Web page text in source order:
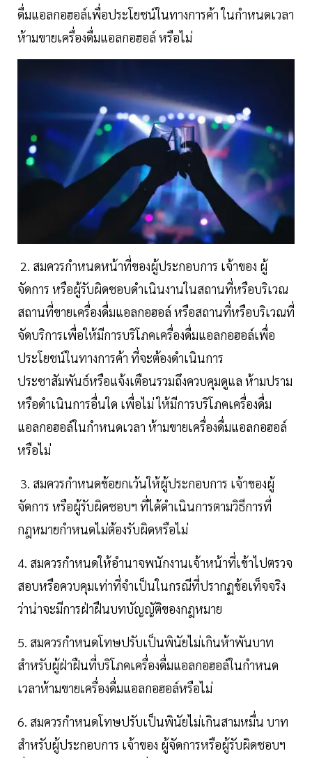
ดื่มแอลกอฮอล์เพื่อประโยชน์ในทางการค้า ในกำหนดเวลา
ห้ามขายเครื่องดื่มแอลกอฮอล์ หรือไม่
2. สมควรกำหนดหน้าที่ของผู้ประกอบการ เจ้าของ ผู้
จัดการ หรือผู้รับผิดชอบดำเนินงานในสถานที่หรือบริเวณ
สถานที่ขายเครื่องดื่มแอลกอฮอล์ หรือสถานที่หรือบริเวณที่
จัดบริการเพื่อให้มีการบริโภคเครื่องดื่มแอลกอฮอล์เพื่อ
ประโยชน์ในทางการค้า ที่จะต้องดำเนินการ
ประชาสัมพันธ์หรือแจ้งเตือนรวมถึงควบคุมดูแล ห้ามปราม
หรือดำเนินการอื่นใด เพื่อไม่ ให้มีการบริโภคเครื่องดื่ม
แอลกอฮอล์ในกำหนดเวลา ห้ามขายเครื่องดื่มแอลกอฮอล์
หรือไม่
3. สมควรกำหนดข้อยกเว้นให้ผู้ประกอบการ เจ้าของผู้
จัดการ หรือผู้รับผิดชอบฯ ที่ได้ดำเนินการตามวิธีการที่
กฎหมายกำหนดไม่ต้องรับผิดหรือไม่
4. สมควรกำหนดให้อำนาจพนักงานเจ้าหน้าที่เข้าไปตรวจ
สอบหรือควบคุมเท่าที่จำเป็นในกรณีที่ปรากฏข้อเท็จจริง
ว่าน่าจะมีการฝ่าฝืนบทบัญญัติของกฎหมาย
5. สมควรกำหนดโทษปรับเป็นพินัยไม่เกินห้าพันบาท
สำหรับผู้ฝ่าฝืนที่บริโภคเครื่องดื่มแอลกอฮอล์ในกำหนด
เวลาห้ามขายเครื่องดื่มแอลกอฮอล์หรือไม่
6. สมควรกำหนดโทษปรับเป็นพินัยไม่เกินสามหมื่น บาท
สำหรับผู้ประกอบการ เจ้าของ ผู้จัดการหรือผู้รับผิดชอบฯ